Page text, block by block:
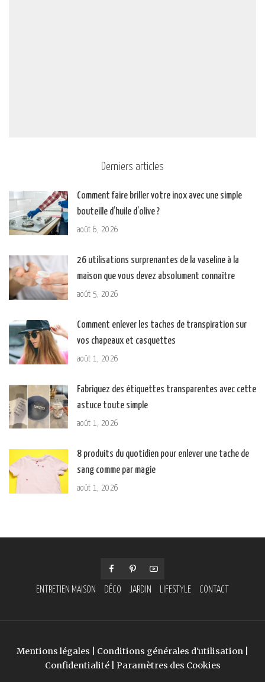
Derniers articles
Comment faire briller votre inox avec une simple
bouteille d’huile d’olive ?
août 6, 2026
26 utilisations surprenantes de la vaseline à la
maison que vous devez absolument connaître
août 5, 2026
Comment enlever les taches de transpiration sur
vos chapeaux et casquettes
août 1, 2026
Fabriquez des étiquettes transparentes avec cette
astuce toute simple
août 1, 2026
8 produits du quotidien pour enlever une tache de
sang comme par magie
août 1, 2026
ENTRETIEN MAISON DÉCO JARDIN LIFESTYLE CONTACT
Mentions légales Conditions générales d'utilisation
Confidentialité| Paramètres des Cookies